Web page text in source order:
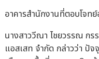
อาคารสำนักงานที่ตอบโจท
นางสาววีณา ไชยวรรณ ก
แอสเสท จำกัด กล่าวว่า ปัจ